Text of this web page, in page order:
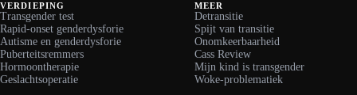
VERDIEPING
Transgender test
Rapid-onset genderdysforie
Autisme en genderdysforie
Puberteitsremmers
Hormoontherapie
Geslachtsoperatie
MEER
Detransitie
Spijt van transitie
Onomkeerbaarheid
Cass Review
Mijn kind is transgender
Woke-problematiek